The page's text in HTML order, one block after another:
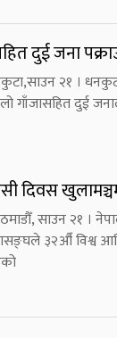
दुई जना
२१ ।
गाँजासहित दुई
दिवस
साउन २१ ।
३२औँ विश्व